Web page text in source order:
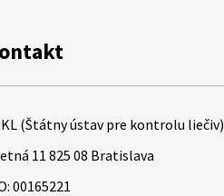
(Štátny ústav pre kontrolu liečiv)
11 825 08 Bratislava
00165221